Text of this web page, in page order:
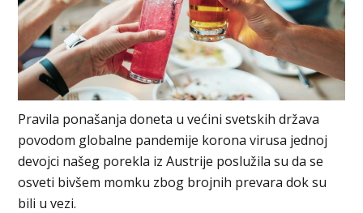
Pravila ponašanja doneta u većini svetskih država
povodom globalne pandemije korona virusa jednoj
devojci našeg porekla iz Austrije poslužila su da se
osveti bivšem momku zbog brojnih prevara dok su
bili u vezi.